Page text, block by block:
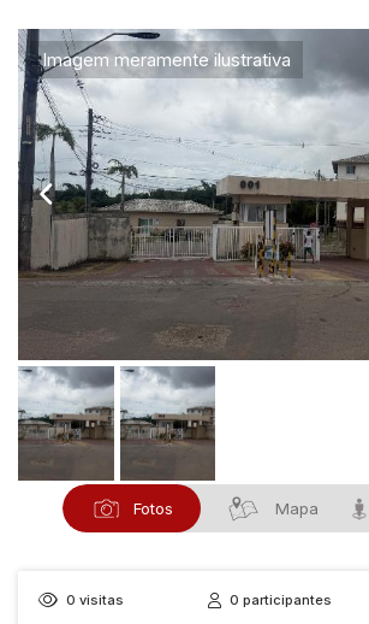
Imagem meramente ilustrativa
Fotos Mapa
0 visitas 0 participantes